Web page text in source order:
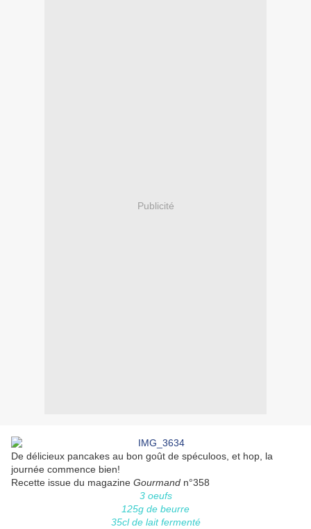
Publicité
De délicieux pancakes au bon goût de spéculoos, et hop, la
journée commence bien!
Recette issue du magazine Gourmand n°358
3 oeufs
125g de beurre
35cl de lait fermenté